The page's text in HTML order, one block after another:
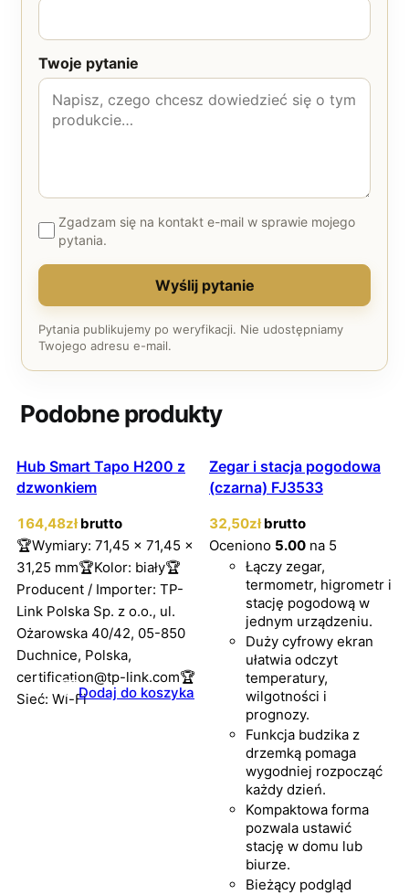
Twoje pytanie
Zgadzam się na kontakt e-mail w sprawie mojego
pytania.
Wyślij pytanie
Pytania publikujemy po weryfikacji. Nie udostępniamy
Twojego adresu e-mail.
Podobne produkty
Hub Smart Tapo H200 z
dzwonkiem
164,48zł brutto
🏆Wymiary: 71,45 x 71,45 x
31,25 mm🏆Kolor: biały🏆
Producent / Importer: TP-
Link Polska Sp. z o.o., ul.
Ożarowska 40/42, 05-850
Duchnice, Polska,
certification@tp-link.com🏆
Sieć: Wi-FiDodaj do koszyka
Zegar i stacja pogodowa
(czarna) FJ3533
32,50zł brutto
Oceniono 5.00 na 5
Łączy zegar,
termometr, higrometr i
stację pogodową w
jednym urządzeniu.
Duży cyfrowy ekran
ułatwia odczyt
temperatury,
wilgotności i
prognozy.
Funkcja budzika z
drzemką pomaga
wygodniej rozpocząć
każdy dzień.
Kompaktowa forma
pozwala ustawić
stację w domu lub
biurze.
Bieżący podgląd